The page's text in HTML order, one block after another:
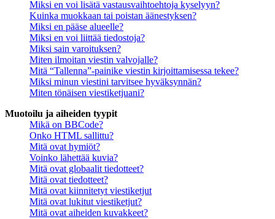
Miksi en voi lisätä vastausvaihtoehtoja kyselyyn?
Kuinka muokkaan tai poistan äänestyksen?
Miksi en pääse alueelle?
Miksi en voi liittää tiedostoja?
Miksi sain varoituksen?
Miten ilmoitan viestin valvojalle?
Mitä “Tallenna”-painike viestin kirjoittamisessa tekee?
Miksi minun viestini tarvitsee hyväksynnän?
Miten tönäisen viestiketjuani?
Muotoilu ja aiheiden tyypit
Mikä on BBCode?
Onko HTML sallittu?
Mitä ovat hymiöt?
Voinko lähettää kuvia?
Mitä ovat globaalit tiedotteet?
Mitä ovat tiedotteet?
Mitä ovat kiinnitetyt viestiketjut
Mitä ovat lukitut viestiketjut?
Mitä ovat aiheiden kuvakkeet?